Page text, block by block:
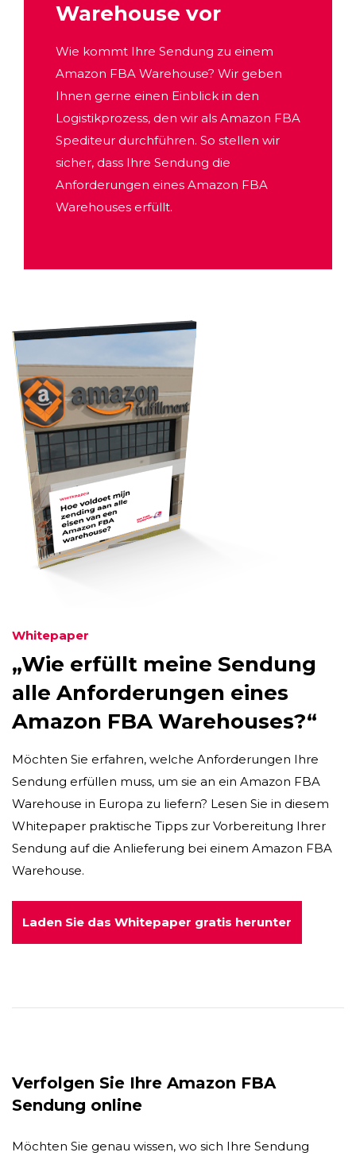
Warehouse vor
Wie kommt Ihre Sendung zu einem
Amazon FBA Warehouse? Wir geben
Ihnen gerne einen Einblick in den
Logistikprozess, den wir als Amazon FBA
Spediteur durchführen. So stellen wir
sicher, dass Ihre Sendung die
Anforderungen eines Amazon FBA
Warehouses erfüllt.
Whitepaper
„Wie erfüllt meine Sendung
alle Anforderungen eines
Amazon FBA Warehouses?“
Möchten Sie erfahren, welche Anforderungen Ihre
Sendung erfüllen muss, um sie an ein Amazon FBA
Warehouse in Europa zu liefern? Lesen Sie in diesem
Whitepaper praktische Tipps zur Vorbereitung Ihrer
Sendung auf die Anlieferung bei einem Amazon FBA
Warehouse.
Laden Sie das Whitepaper gratis herunter
Verfolgen Sie Ihre Amazon FBA
Sendung online
Möchten Sie genau wissen, wo sich Ihre Sendung